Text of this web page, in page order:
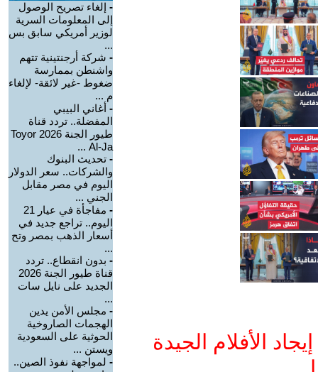
الأفلام الجيدة
- إلغاء تصريح الوصول
إلى المعلومات السرية
لوزير أمريكي سابق بس
...
- شركة أرجنتينية تتهم
واشنطن بممارسة
ضغوط -غير لائقة- لإلغاء
م ...
- أغاني البيبي
المفضلة.. تردد قناة
طيور الجنة 2026 Toyor
Al-Ja ...
- تحديث البنوك
والشركات.. سعر الدولار
اليوم في مصر مقابل
الجني ...
-
مفاجأة في عيار 21
اليوم.. تراجع جديد في
أسعار الذهب بمصر وتح
...
- بدون انقطاع.. تردد
قناة طيور الجنة 2026
الجديد على نايل سات
...
- مجلس الأمن يدين
الهجمات الصاروخية
الحوثية على السعودية
ويستن ...
- لمواجهة نفوذ الصين..